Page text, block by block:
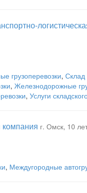
грузоперевозки, Склад
, Железнодорожные
, Услуги
г. Омск, 10
, Междугородные